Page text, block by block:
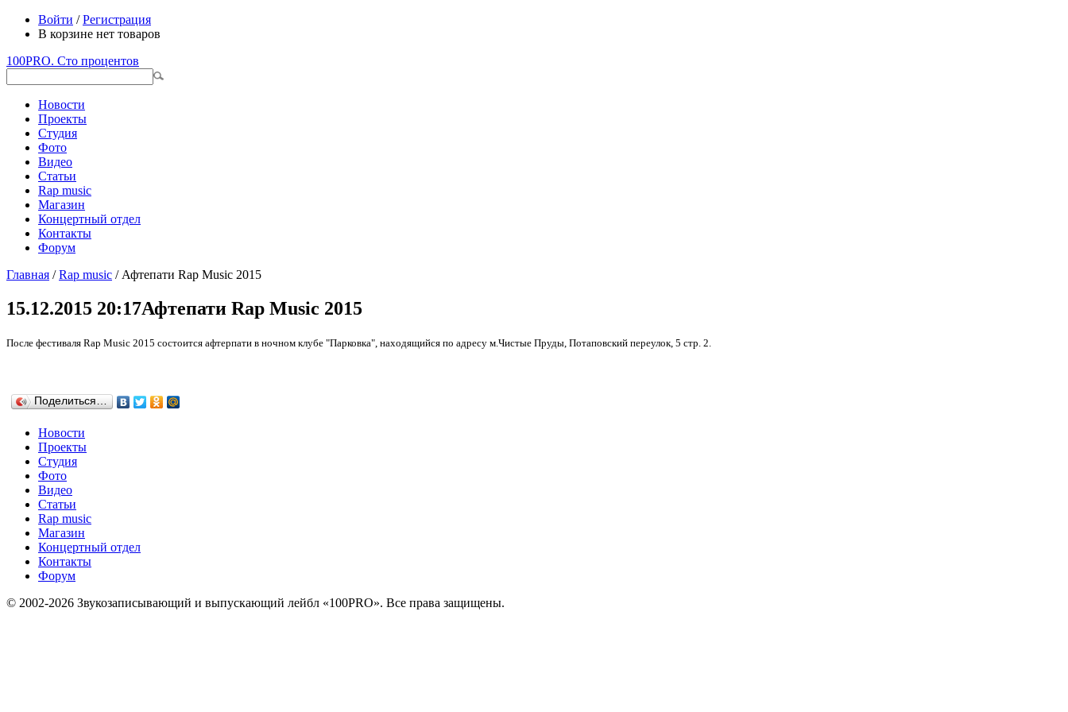
Войти /Регистрация
В корзине нет товаров
100PRO. Сто процентов
Новости
Проекты
Студия
Фото
Видео
Статьи
Rap music
Магазин
Концертный отдел
Контакты
Форум
Главная /Rap music / Афтепати Rap Music 2015
15.12.2015 20:17Афтепати Rap Music 2015
После фестиваля Rap Music 2015 состоится афтерпати в ночном клубе "Парковка", находящийся по адресу м. Чистые Пруды, Потаповский переулок, 5 стр. 2.
Поделиться…
Новости
Проекты
Студия
Фото
Видео
Статьи
Rap music
Магазин
Концертный отдел
Контакты
Форум
© 2002-2026 Звукозаписывающий и выпускающий лейбл «100PRO». Все права защищены.